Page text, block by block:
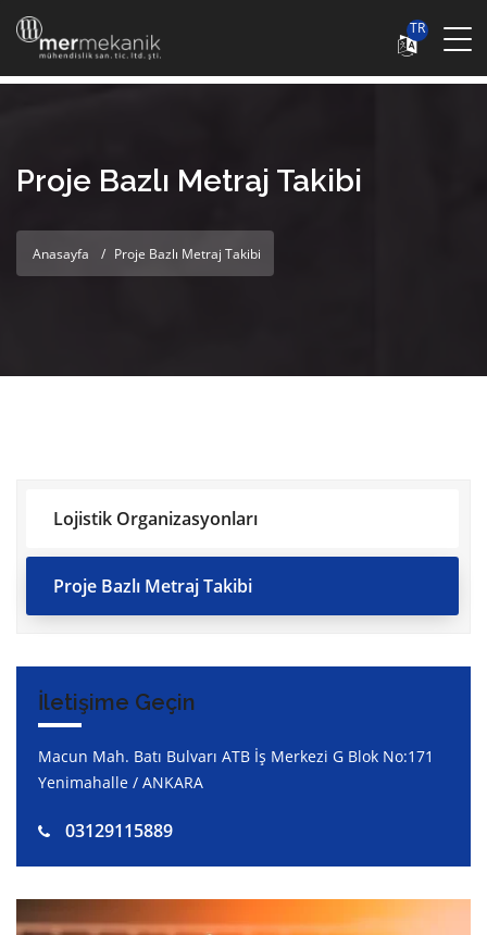
TR
Proje Bazlı Metraj Takibi
Anasayfa Proje Bazlı Metraj Takibi
Lojistik Organizasyonları
Proje Bazlı Metraj Takibi
İletişime Geçin
Macun Mah. Batı Bulvarı ATB İş Merkezi G Blok No:171
Yenimahalle / ANKARA
03129115889